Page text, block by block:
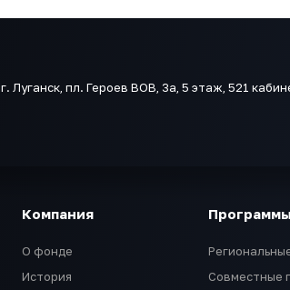
г. Луганск, пл. Героев ВОВ, 3а, 5 этаж, 521
Компания
О фонде
История
Программы
Совместные